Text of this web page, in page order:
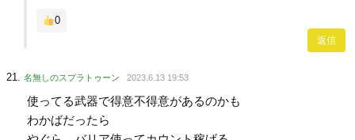
0
返信
名無しのスプラトゥーン 2023.6.13 19:53
使ってる武器で得意不得意があるのかも
わかばだったら